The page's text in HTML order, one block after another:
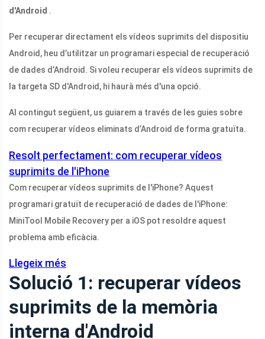
d'Android .
Per recuperar directament els vídeos suprimits del dispositiu
Android, heu d’utilitzar un programari especial de recuperació
de dades d’Android. Si voleu recuperar els vídeos suprimits de
la targeta SD d'Android, hi haurà més d'una opció.
Al contingut següent, us guiarem a través de les guies sobre
com recuperar vídeos eliminats d’Android de forma gratuïta.
Resolt perfectament: com recuperar vídeos
suprimits de l'iPhone
Com recuperar vídeos suprimits de l'iPhone? Aquest
programari gratuït de recuperació de dades de l'iPhone:
MiniTool Mobile Recovery per a iOS pot resoldre aquest
problema amb eficàcia.
Llegeix més
Solució 1: recuperar vídeos
suprimits de la memòria
interna d'Android